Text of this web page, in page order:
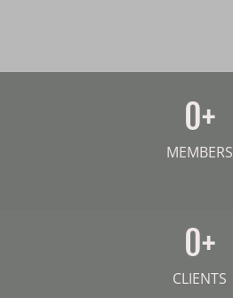
MEMBERS
0+
CLIENTS
0+